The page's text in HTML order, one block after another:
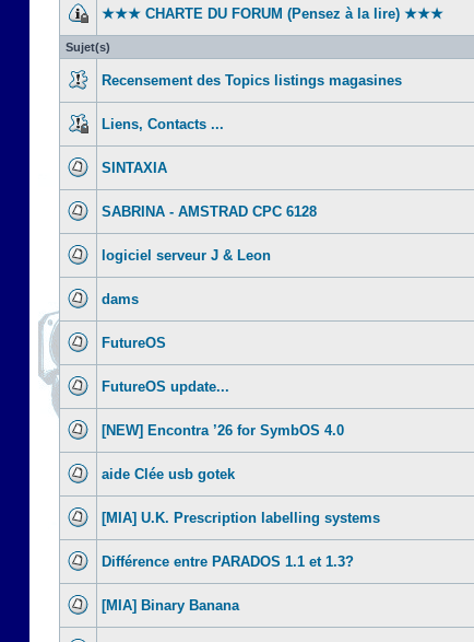
★★★ CHARTE DU FORUM (Pensez à la lire) ★★★
Sujet(s)
Recensement des Topics listings magasines
Liens, Contacts ...
SINTAXIA
SABRINA - AMSTRAD CPC 6128
logiciel serveur J & Leon
dams
FutureOS
FutureOS update...
[NEW] Encontra ’26 for SymbOS 4.0
aide Clée usb gotek
[MIA] U.K. Prescription labelling systems
Différence entre PARADOS 1.1 et 1.3?
[MIA] Binary Banana